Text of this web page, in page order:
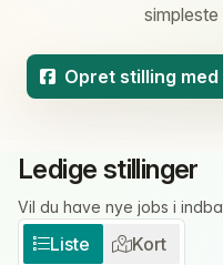
Opret stilling
Ledige stillinger
Vil du have nye jobs i
Liste Kort